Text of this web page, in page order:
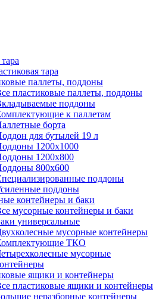
тара
паллеты, поддоны
пластиковые паллеты, поддоны
поддоны
к паллетам
борта
для бутылей 19 л
1200х1000
1200х800
800х600
поддоны
поддоны
контейнеры и баки
мусорные контейнеры и баки
универсальные
мусорные контейнеры
ТКО
мусорные
ящики и контейнеры
пластиковые ящики и контейнеры
неразборные контейнеры